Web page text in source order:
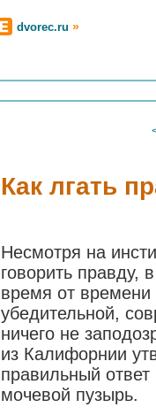
dvorec.ru »
Как лгать
Несмотря на
говорить правду,
время от времени
убедительной,
ничего не
из Калифорнии
правильный
мочевой пузырь.